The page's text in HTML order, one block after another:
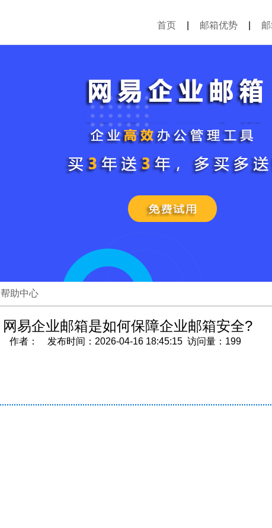
首页 邮箱优势
帮助中心
网易企业邮箱是如何保障企业邮箱安全?
作者： 发布时间：2026-04-16 18:45:15 访问量：199